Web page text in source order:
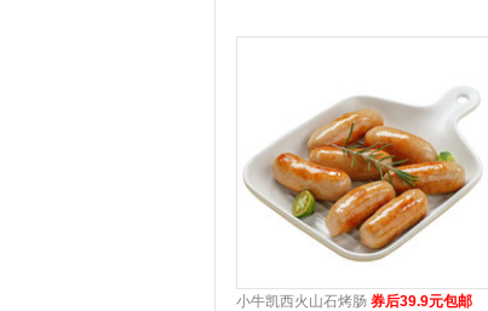
小牛凯西火山石烤肠 券后39.9元包邮